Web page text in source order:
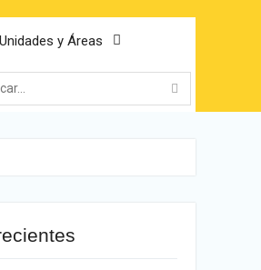
Unidades y Áreas